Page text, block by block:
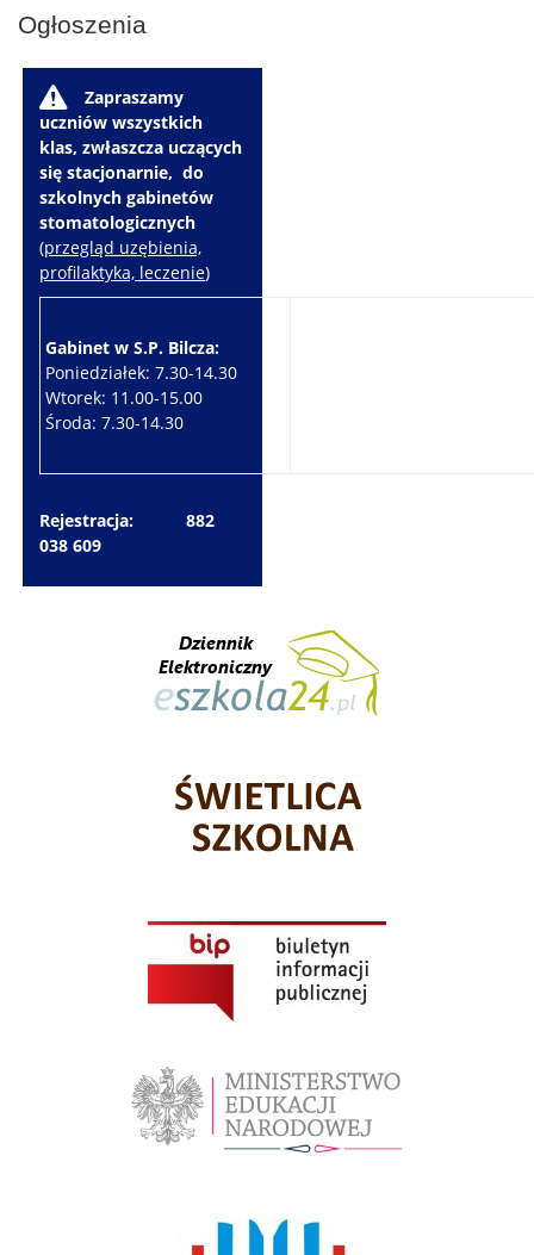
Ogłoszenia
W
Zapraszamy
uczniów wszystkich
klas, zwłaszcza uczących
się stacjonarnie, do
szkolnych gabinetów
stomatologicznych
(przegląd uzębienia,
profilaktyka, leczenie)
Gabinet w S.P. Bilcza:
Poniedziałek: 7.30-14.30
Wtorek: 11.00-15.00
Środa: 7.30-14.30
Rejestracja: 882
038 609